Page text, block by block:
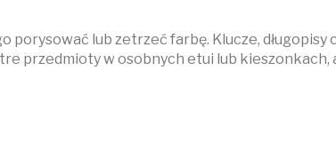
lub zetrzeć farbę. Klucze, długopisy
przedmioty w osobnych etui lub kieszonkach,